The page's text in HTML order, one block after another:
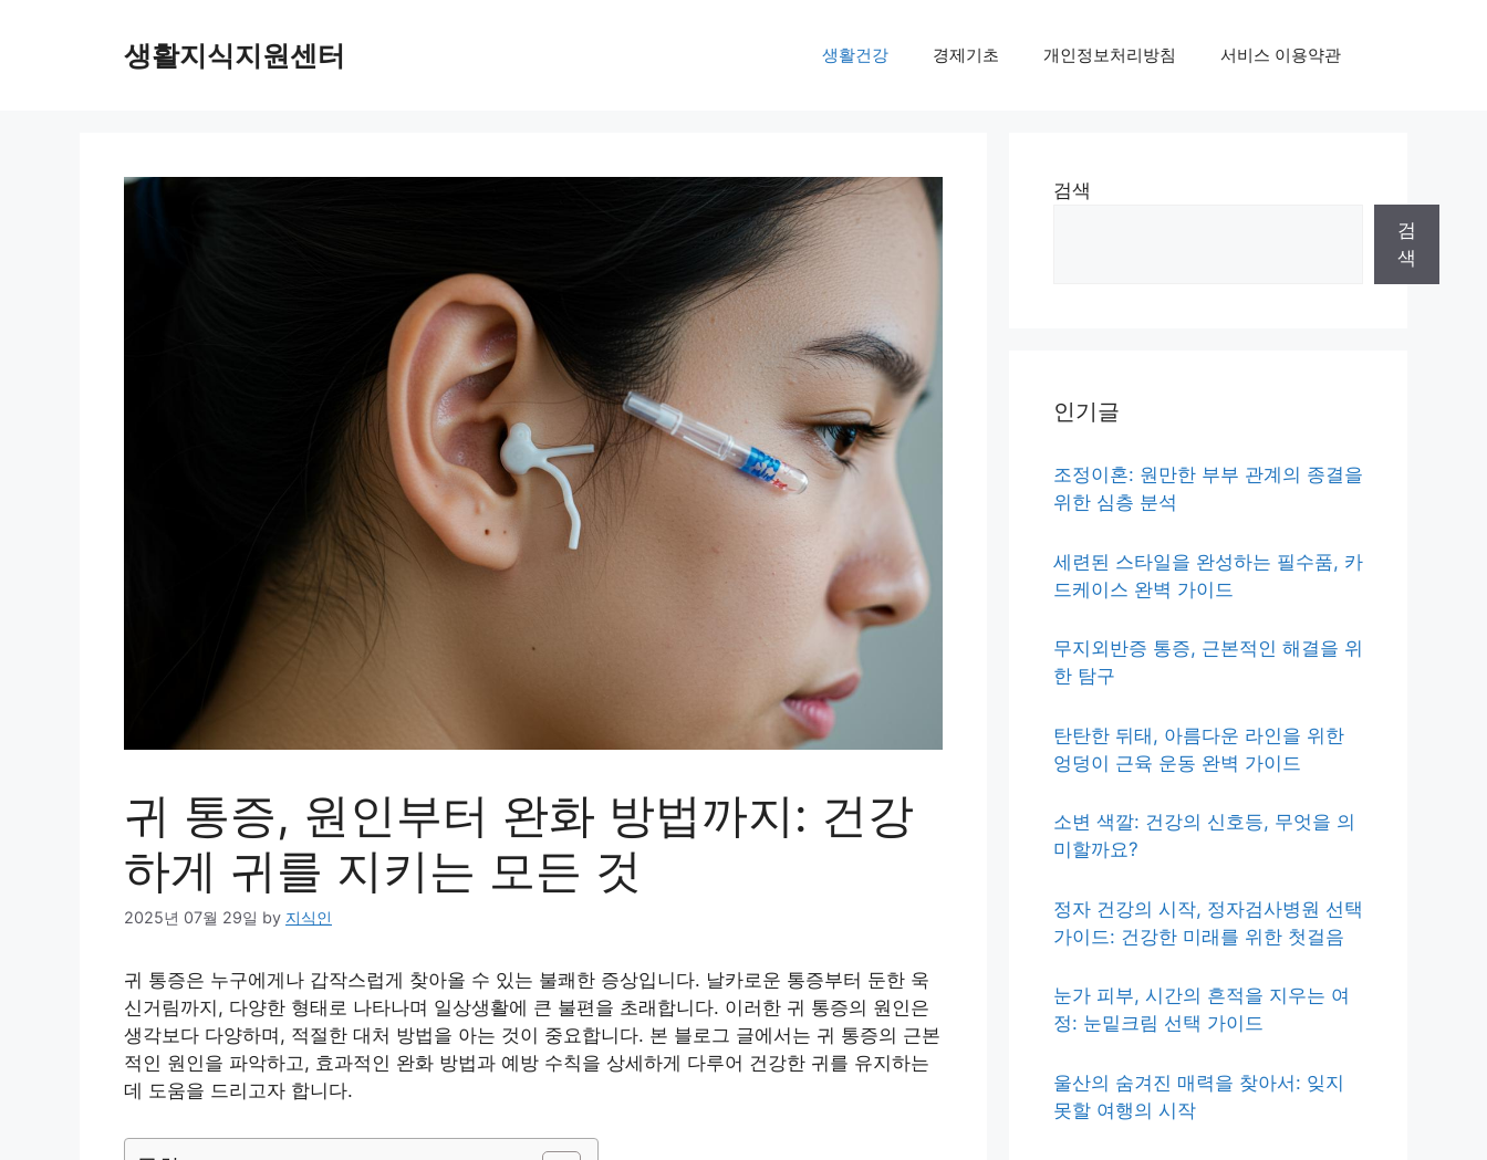
생활지식지원센터 생활건강 경제기초 개인정보처리방침 서비스 이용약관
귀 통증, 원인부터 완화 방법까지: 건강
하게 귀를 지키는 모든 것
2025년 07월 29일 by 지식인
귀 통증은 누구에게나 갑작스럽게 찾아올 수 있는 불쾌한 증상입니다. 날카로운 통증부터 둔한 욱
신거림까지, 다양한 형태로 나타나며 일상생활에 큰 불편을 초래합니다. 이러한 귀 통증의 원인은
생각보다 다양하며, 적절한 대처 방법을 아는 것이 중요합니다. 본 블로그 글에서는 귀 통증의 근본
적인 원인을 파악하고, 효과적인 완화 방법과 예방 수칙을 상세하게 다루어 건강한 귀를 유지하는
데 도움을 드리고자 합니다.
검색
검
색
인기글
조정이혼: 원만한 부부 관계의 종결을
위한 심층 분석
세련된 스타일을 완성하는 필수품, 카
드케이스 완벽 가이드
무지외반증 통증, 근본적인 해결을 위
한 탐구
탄탄한 뒤태, 아름다운 라인을 위한
엉덩이 근육 운동 완벽 가이드
소변 색깔: 건강의 신호등, 무엇을 의
미할까요?
정자 건강의 시작, 정자검사병원 선택
가이드: 건강한 미래를 위한 첫걸음
눈가 피부, 시간의 흔적을 지우는 여
정: 눈밑크림 선택 가이드
울산의 숨겨진 매력을 찾아서: 잊지
못할 여행의 시작